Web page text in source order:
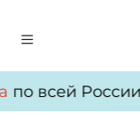
по всей России